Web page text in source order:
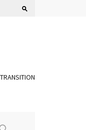
TRANSITION